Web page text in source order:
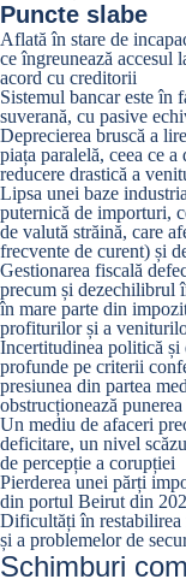
Puncte slabe
Aflată în stare de
ce îngreunează accesul
acord cu creditorii
Sistemul bancar este în
suverană, cu pasive
Deprecierea bruscă a
piața paralelă, ceea ce
reducere drastică a
Lipsa unei baze
puternică de importuri,
de valută străină, care
frecvente de curent) și
Gestionarea fiscală
precum și dezechilibrul
în mare parte din
profiturilor și a
Incertitudinea politică și
profunde pe criterii
presiunea din partea
obstrucționează
Un mediu de afaceri
deficitare, un nivel
de percepție a corupției
Pierderea unei părți
din portul Beirut din
Dificultăți în
și a problemelor de
Schimburi